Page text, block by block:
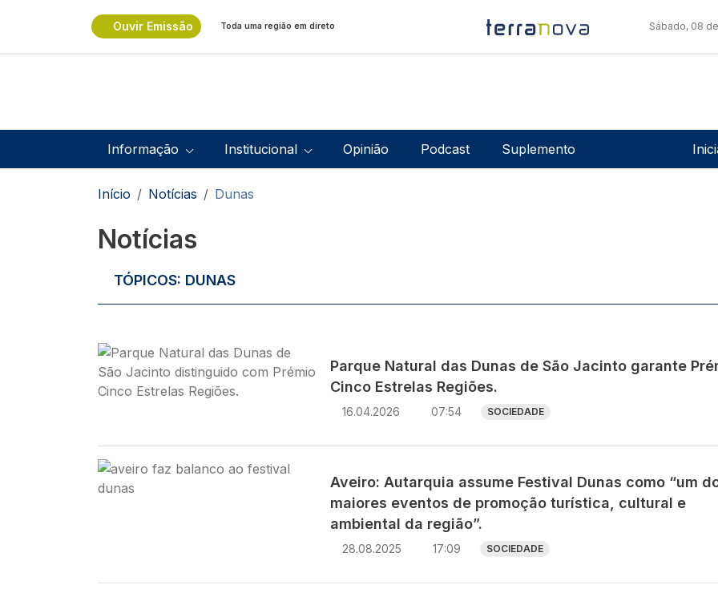
Ouvir Emissão Toda uma região em direto Sábado, 08
Navegação principal
Informação Institucional Opinião Podcast Suplemento
Navegação estrutural
Início Notícias Dunas
Notícias
TÓPICOS: DUNAS
Imagem
Parque Natural das Dunas de São Jacinto garante
Cinco Estrelas Regiões.
16.04.2026 07:54 SOCIEDADE
Imagem
Aveiro: Autarquia assume Festival Dunas como “um
maiores eventos de promoção turística, cultural e
ambiental da região”.
28.08.2025 17:09 SOCIEDADE